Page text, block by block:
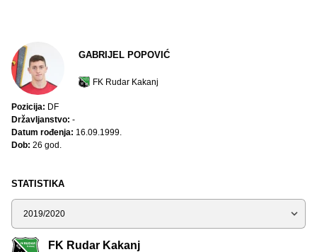
STATISTIKA
Sezona
FK Rudar Kakanj
GABRIJEL POPOVIĆ
FK Rudar Kakanj
Pozicija: DF
Državljanstvo: -
Datum rođenja: 16.09.1999.
Dob: 26 god.